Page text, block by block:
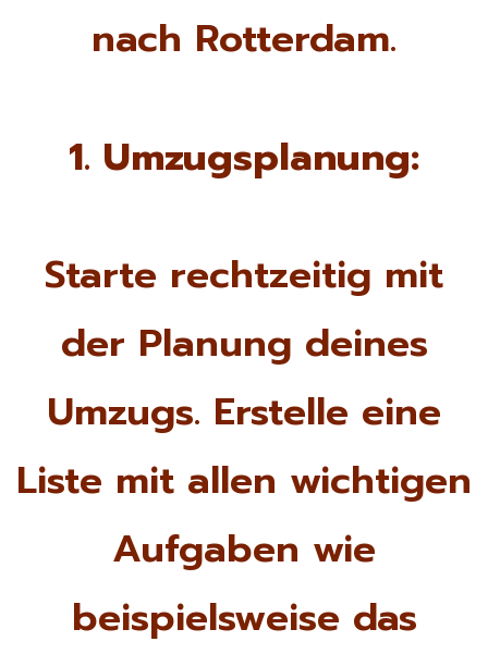
nach Rotterdam.
1. Umzugsplanung:
Starte rechtzeitig mit
der Planung deines
Umzugs. Erstelle eine
Liste mit allen wichtigen
Aufgaben wie
beispielsweise das